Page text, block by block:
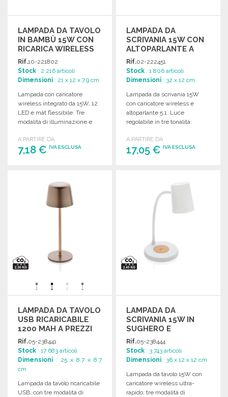
LAMPADA DA TAVOLO
IN BAMBÙ 15W CON
RICARICA WIRELESS
Rif.10-221802
Stock : 2 216 articoli
Dimensioni : 21 x 12 x 7.9 cm
Lampada con caricatore
wireless integrato da 15W, 12
LED e mât flessibile. Tre
modalità di illuminazione e
A PARTIRE DA
7,18 € IVA ESCLUSA
Richiedi un preventivo
LAMPADA DA
SCRIVANIA 15W CON
ALTOPARLANTE A
PREZZI
ALL'INGROSSO
Rif.02-222451
Stock : 1 806 articoli
Dimensioni : 32 x 12 cm
Lampada da scrivania 15W
con caricatore wireless e
altoparlante 5.1. Luce
regolabile in tre tonalità:
A PARTIRE DA
17,05 €IVA ESCLUSA
Richiedi un preventivo
LAMPADA DA TAVOLO
USB RICARICABILE
1200 MAH A PREZZI
ALL'INGROSSO
Rif.05-238441
Stock : 17 683 articoli
Dimensioni : 25 x 8.7 x 8.7
cm
Lampada da tavolo ricaricabile
USB, con tre modalità di
LAMPADA DA
SCRIVANIA 15W IN
SUGHERO E
PLASTICA
Rif.05-238444
Stock : 3 743 articoli
Dimensioni : 36 x 12 x 12 cm
Lampada da tavolo 15W con
caricatore wireless ultra-
rapido, tre modalità di